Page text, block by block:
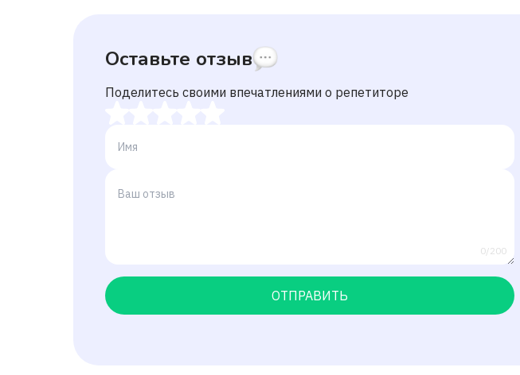
Оставьте отзыв
Поделитесь своими впечатлениями о репетиторе
0/200
ОТПРАВИТЬ